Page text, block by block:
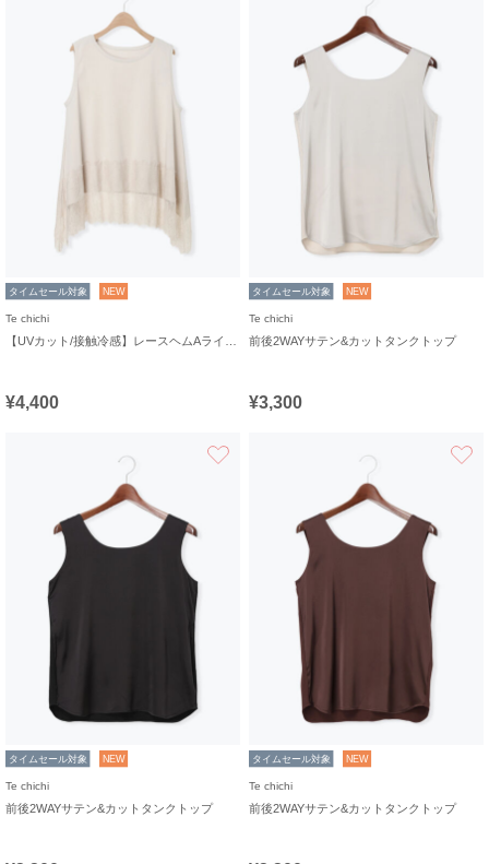
タイムセール対象 NEW
Te chichi
¥4,400
タイムセール対象 NEW
Te chichi
前後2WAYサテン&カットタンクトップ
¥3,300
タイムセール対象 NEW
Te chichi
前後2WAYサテン&カットタンクトップ
タイムセール対象 NEW
Te chichi
前後2WAYサテン&カットタンクトップ